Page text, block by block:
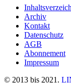
Archiv
Kontakt
Datenschutz
AGB
Abonnement
Impressum
© 2013 bis 2021.